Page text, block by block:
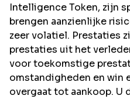
Intelligence Token, zijn
brengen aanzienlijke
zeer volatiel. Prestaties
prestaties uit het
voor toekomstige
omstandigheden en win
overgaat tot aankoop. U